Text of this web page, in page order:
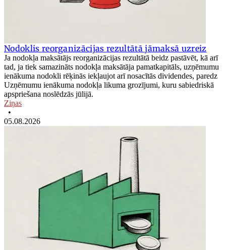
Nodoklis reorganizācijas rezultātā jāmaksā uzreiz
Ja nodokļa maksātājs reorganizācijas rezultātā beidz pastāvēt, kā arī
tad, ja tiek samazināts nodokļa maksātāja pamatkapitāls, uzņēmumu
ienākuma nodokli rēķinās iekļaujot arī nosacītās dividendes, paredz
Uzņēmumu ienākuma nodokļa likuma grozījumi, kuru sabiedriskā
apspriešana noslēdzās jūlijā.
Ziņas
•
05.08.2026